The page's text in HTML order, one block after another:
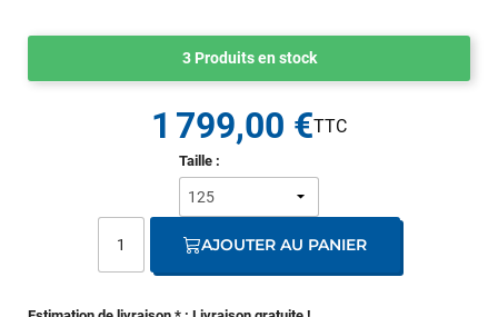
3 Produits en stock
Taille :
1 799,00 €
AJOUTER AU PANIER